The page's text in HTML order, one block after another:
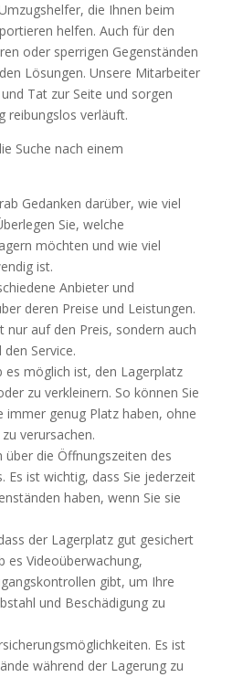
die Ihnen beim
helfen. Auch für den
oder sperrigen Gegenständen
Lösungen. Unsere Mitarbeiter
Tat zur Seite und sorgen
reibungslos verläuft.
Suche nach einem
Gedanken darüber, wie viel
Sie, welche
möchten und wie viel
ist.
Anbieter und
deren Preise und Leistungen.
nur auf den Preis, sondern auch
Service.
es möglich ist, den Lagerplatz
zu verkleinern. So können Sie
immer genug Platz haben, ohne
verursachen.
über die Öffnungszeiten des
Es ist wichtig, dass Sie jederzeit
haben, wenn Sie sie
der Lagerplatz gut gesichert
es Videoüberwachung,
gibt, um Ihre
und Beschädigung zu
Es ist
während der Lagerung zu